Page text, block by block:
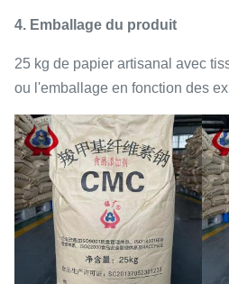
4. Emballage du produit
25 kg de papier artisanal avec
ou l'emballage en fonction des